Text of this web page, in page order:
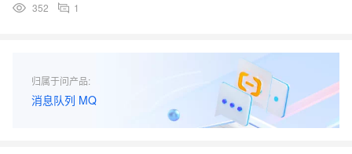
352 1
归属于问产品:
消息队列 MQ